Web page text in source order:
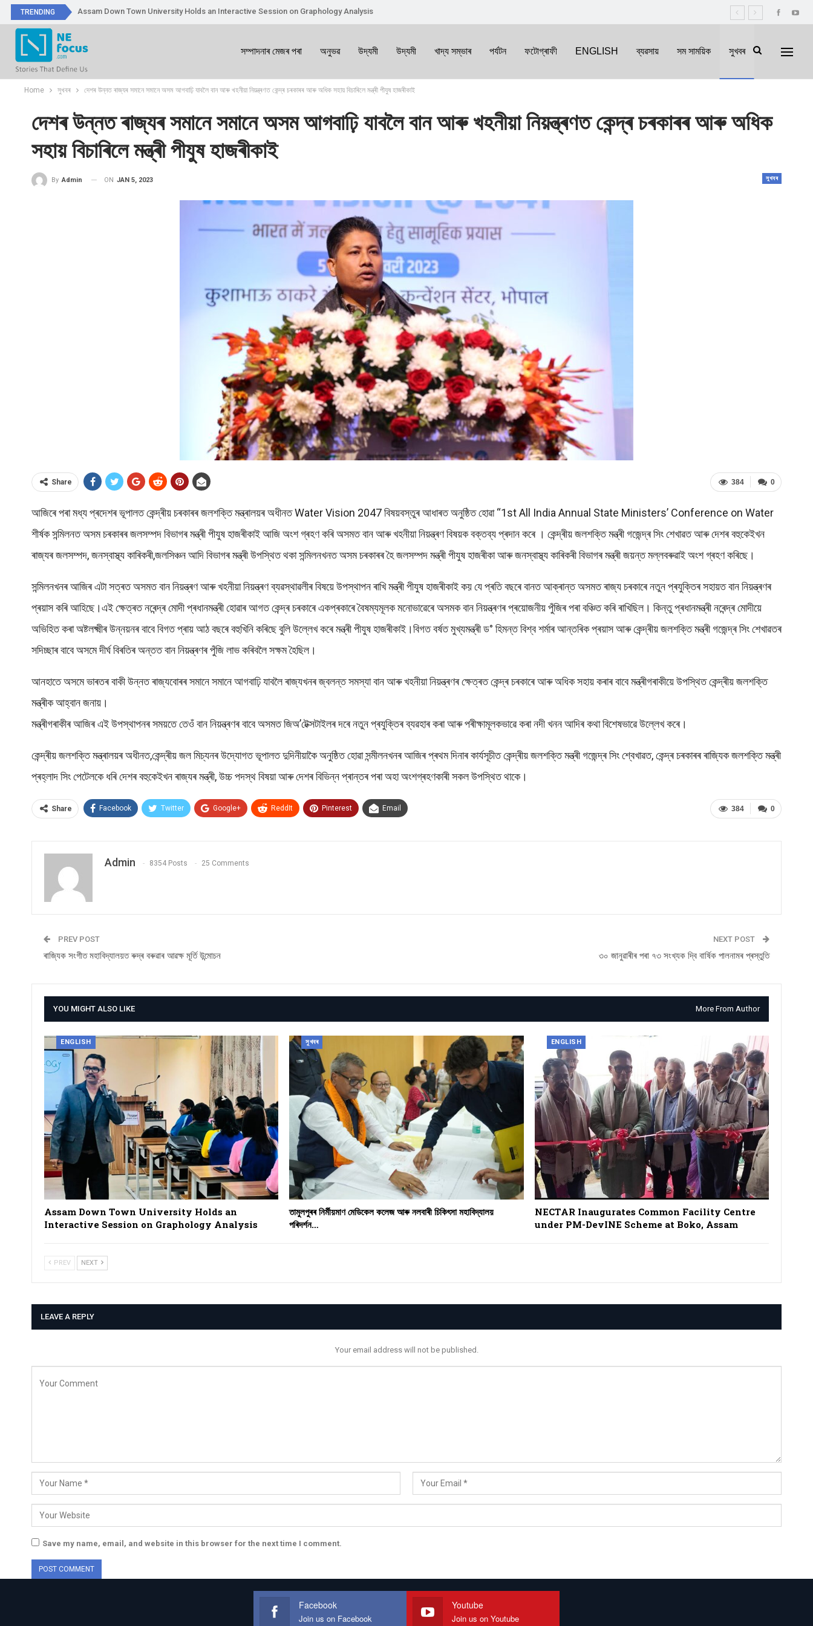
TRENDING Assam Down Town University Holds an Interactive Session on Graphology Analysis
সম্পাদনাৰ মেজৰ পৰা অনুভৱ উদ্যমী উদ্যমী খাদ্য সম্ভাৰ পৰ্যটন ফটোগ্ৰাফী ENGLISH ব্যৱসায় সম সাময়িক সুখবৰ
Home সুখবৰ দেশৰ উন্নত ৰাজ্যৰ সমানে সমানে অসম আগবাঢ়ি যাবলৈ বান আৰু খহনীয়া নিয়ন্ত্ৰণত কেন্দ্ৰ চৰকাৰৰ আৰু অধিক সহায় বিচাৰিলে মন্ত্ৰী পীযুষ হাজৰীকাই
দেশৰ উন্নত ৰাজ্যৰ সমানে সমানে অসম আগবাঢ়ি যাবলৈ বান আৰু খহনীয়া নিয়ন্ত্ৰণত কেন্দ্ৰ চৰকাৰৰ আৰু অধিক
সহায় বিচাৰিলে মন্ত্ৰী পীযুষ হাজৰীকাই
সুখবৰ
By Admin ON JAN 5, 2023
0
384
Share
আজিৰে পৰা মধ্য প্ৰদেশৰ ভূপালত কেন্দ্ৰীয় চৰকাৰৰ জলশক্তি মন্ত্ৰালয়ৰ অধীনত Water Vision 2047 বিষয়বস্তুৰ আধাৰত অনুষ্ঠিত হোৱা “1st All India Annual State Ministers’ Conference on Water
শীৰ্ষক সন্মিলনত অসম চৰকাৰৰ জলসম্পদ বিভাগৰ মন্ত্ৰী পীযুষ হাজৰীকাই আজি অংশ গ্ৰহণ কৰি অসমত বান আৰু খহনীয়া নিয়ন্ত্ৰণ বিষয়ক বক্তব্য প্ৰদান কৰে । কেন্দ্ৰীয় জলশক্তি মন্ত্ৰী গজেন্দ্ৰ সিং শেখাৱত আৰু দেশৰ বহুকেইখন
ৰাজ্যৰ জলসম্পদ, জনস্বাস্থ্য কাৰিকৰী,জলসিঞ্চন আদি বিভাগৰ মন্ত্ৰী উপস্থিত থকা সন্মিলনখনত অসম চৰকাৰৰ হৈ জলসম্পদ মন্ত্ৰী পীযুষ হাজৰীকা আৰু জনস্বাস্থ্য কাৰিকৰী বিভাগৰ মন্ত্ৰী জয়ন্ত মল্লবৰুৱাই অংশ গ্ৰহণ কৰিছে।
সন্মিলনখনৰ আজিৰ এটা সত্ৰত অসমত বান নিয়ন্ত্ৰণ আৰু খহনীয়া নিয়ন্ত্ৰণ ব্যৱস্থাৱলীৰ বিষয়ে উপস্থাপন ৰাখি মন্ত্ৰী পীযুষ হাজৰীকাই কয় যে প্ৰতি বছৰে বানত আক্ৰান্ত অসমত ৰাজ্য চৰকাৰে নতুন প্ৰযুক্তিৰ সহায়ত বান নিয়ন্ত্ৰণৰ
প্ৰয়াস কৰি আহিছে।এই ক্ষেত্ৰত নৰেন্দ্ৰ মোদী প্ৰধানমন্ত্ৰী হোৱাৰ আগত কেন্দ্ৰ চৰকাৰে একপ্ৰকাৰে বৈষম্যমূলক মনোভাৱেৰে অসমক বান নিয়ন্ত্ৰণৰ প্ৰয়োজনীয় পুঁজিৰ পৰা বঞ্চিত কৰি ৰাখিছিল। কিন্তু প্ৰধানমন্ত্ৰী নৰেন্দ্ৰ মোদীয়ে
অভিহিত কৰা অষ্টলক্ষ্মীৰ উন্নয়নৰ বাবে বিগত প্ৰায় আঠ বছৰে বহুখিনি কৰিছে বুলি উল্লেখ কৰে মন্ত্ৰী পীযুষ হাজৰীকাই।বিগত বৰ্ষত মুখ্যমন্ত্ৰী ড° হিমন্ত বিশ্ব শৰ্মাৰ আন্তৰিক প্ৰয়াস আৰু কেন্দ্ৰীয় জলশক্তি মন্ত্ৰী গজেন্দ্ৰ সিং শেখাৱতৰ
সদিচ্ছাৰ বাবে অসমে দীৰ্ঘ বিৰতিৰ অন্তত বান নিয়ন্ত্ৰণৰ পুঁজি লাভ কৰিবলৈ সক্ষম হৈছিল।
আনহাতে অসমে ভাৰতৰ বাকী উন্নত ৰাজ্যবোৰৰ সমানে সমানে আগবাঢ়ি যাবলৈ ৰাজ্যখনৰ জ্বলন্ত সমস্যা বান আৰু খহনীয়া নিয়ন্ত্ৰণৰ ক্ষেত্ৰত কেন্দ্ৰ চৰকাৰে আৰু অধিক সহায় কৰাৰ বাবে মন্ত্ৰীগৰাকীয়ে উপস্থিত কেন্দ্ৰীয় জলশক্তি
মন্ত্ৰীক আহ্বান জনায়।
মন্ত্ৰীগৰাকীৰ আজিৰ এই উপস্থাপনৰ সময়তে তেওঁ বান নিয়ন্ত্ৰণৰ বাবে অসমত জিঅ’টেক্সটাইলৰ দৰে নতুন প্ৰযুক্তিৰ ব্যৱহাৰ কৰা আৰু পৰীক্ষামূলকভাৱে কৰা নদী খনন আদিৰ কথা বিশেষভাৱে উল্লেখ কৰে।
কেন্দ্ৰীয় জলশক্তি মন্ত্ৰালয়ৰ অধীনত,কেন্দ্ৰীয় জল মিচ্যনৰ উদ্যোগত ভূপালত দুদিনীয়াকৈ অনুষ্ঠিত হোৱা সন্মীলনখনৰ আজিৰ প্ৰথম দিনাৰ কাৰ্যসূচীত কেন্দ্ৰীয় জলশক্তি মন্ত্ৰী গজেন্দ্ৰ সিং শ্বেখাৱত, কেন্দ্ৰ চৰকাৰৰ ৰাজ্যিক জলশক্তি মন্ত্ৰী
প্ৰহ্লাদ সিং পেটেলকে ধৰি দেশৰ বহুকেইখন ৰাজ্যৰ মন্ত্ৰী, উচ্চ পদস্থ বিষয়া আৰু দেশৰ বিভিন্ন প্ৰান্তৰ পৰা অহা অংশগ্ৰহণকাৰী সকল উপস্থিত থাকে।
0
384
Share Facebook Twitter Google+ ReddIt Pinterest Email
Admin 8354 Posts 25 Comments
PREV POST
ৰাজ্যিক সংগীত মহাবিদ্যালয়ত ৰুদ্ৰ বৰুৱাৰ আৱক্ষ মূৰ্তি উন্মোচন
NEXT POST
৩০ জানুৱাৰীৰ পৰা ৭৩ সংখ্যক দ্বি বাৰ্ষিক পালনামৰ প্ৰস্তুতি
YOU MIGHT ALSO LIKE More From Author
ENGLISH
Assam Down Town University Holds an
Interactive Session on Graphology Analysis
সুখবৰ
তামুলপুৰৰ নিৰ্মীয়মাণ মেডিকেল কলেজ আৰু নলবাৰী চিকিৎসা মহাবিদ্যালয়
পৰিদৰ্শন…
ENGLISH
NECTAR Inaugurates Common Facility Centre
under PM-DevINE Scheme at Boko, Assam
PREV NEXT
LEAVE A REPLY
Your email address will not be published.
Save my name, email, and website in this browser for the next time I comment.
Facebook
Join us on Facebook
Youtube
Join us on Youtube